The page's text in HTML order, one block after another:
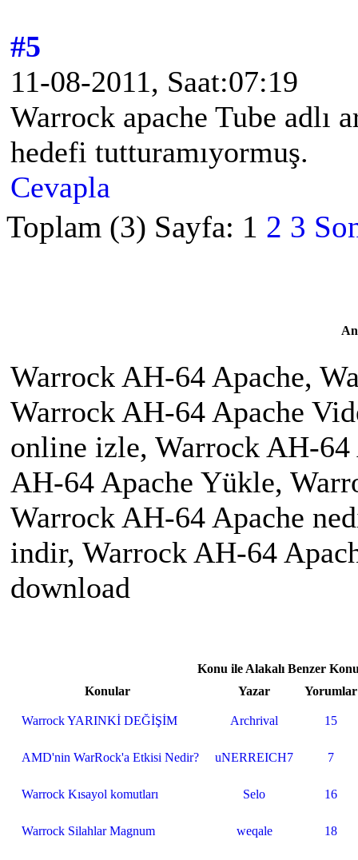
#5
11-08-2011, Saat:07:19
Warrock apache Tube adlı
hedefi tutturamıyormuş.
Cevapla
Toplam (3) Sayfa: 1 2 3
Warrock AH-64 Apache,
Warrock AH-64 Apache
online izle, Warrock AH-
AH-64 Apache Yükle,
Warrock AH-64 Apache
indir, Warrock AH-64
download
Konu ile Alakalı Benzer
Konular
Yazar Yorumlar
Warrock YARINKİ DEĞİŞİM Archrival 15
AMD'nin WarRock'a Etkisi Nedir? uNERREICH7 7
Warrock Kısayol komutları Selo 16
Warrock Silahlar Magnum weqale 18